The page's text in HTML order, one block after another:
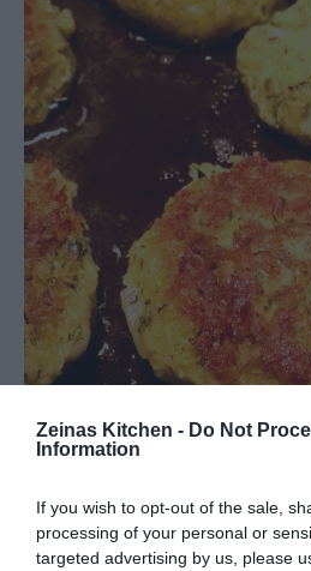
Zeinas Kitchen - Do Not
Information
If you wish to opt-out of the sale,
processing of your personal or
targeted advertising by us, please